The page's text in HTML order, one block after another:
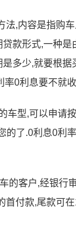
,内容是指购
款形式,一种
多少,就要根
0利息要不就
车型,可以申请
的了.0利息0利
的客户,经银行
付款,尾款可